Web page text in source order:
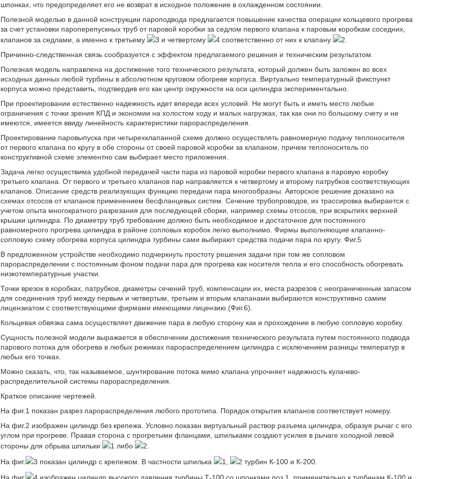
шпонках, что предопределяет его не возврат в исходное положение в охлажденном состоянии.
Полезной моделью в данной конструкции пароподвода предлагается повышение качества операции кольцевого прогрева
за счет установки пароперепускных труб от паровой коробки за седлом первого клапана к паровым коробкам соседних,
клапанов за седлами, а именно к третьему
3 и четвертому 4 соответственно от них к клапану
2.
Причинно-следственная связь сообразуется с эффектом предлагаемого решения и техническим результатом.
Полезная модель направлена на достижение того технического результата, который должен быть заложен во всех
исходных данных любой турбины в абсолютном круговом обогреве корпуса. Виртуально температурный фикспункт
корпуса можно представить, подтвердив его как центр окружности на оси цилиндра экспериментально.
При проектировании естественно надежность идет впереди всех условий. Не могут быть и иметь место любые
ограничения с точки зрения КПД и экономии на холостом ходу и малых нагрузках, так как они по большому счету и не
имеются, имеется ввиду линейность характеристики парораспределения.
Проектирование паровыпуска при четырехклапанной схеме должно осуществлять равномерную подачу теплоносителя
от первого клапана по кругу в обе стороны от своей паровой коробки за клапаном, причем теплоноситель по
конструктивной схеме элементно сам выбирает место приложения.
Задача легко осуществима удобной передачей части пара из паровой коробки первого клапана в паровую коробку
третьего клапана. От первого и третьего клапанов пар направляется к четвертому и второму патрубков соответствующих
клапанов. Описание средств реализующих функцию передачи пара многообразны. Авторское решение доказано на
схемах отсосов от клапанов применением бесфланцевых систем. Сечение трубопроводов, их трассировка выбирается с
учетом опыта многократного разрезания для последующей сборки, например схемы отсосов, при вскрытиях верхней
крышки цилиндра. По диаметру труб требование должно быть необходимое и достаточное для постоянного
равномерного прогрева цилиндра в районе сопловых коробок легко выполнимо. Фирмы выполняющие клапанно-
сопловую схему обогрева корпуса цилиндра турбины сами выбирают средства подачи пара по кругу. Фиг.5
В предложенном устройстве необходимо подчеркнуть простоту решения задачи при том же сопловом
парораспределении с постоянным фоном подачи пара для прогрева как носителя тепла и его способность обогревать
низкотемпературные участки.
Точки врезок в коробках, патрубков, диаметры сечений труб, компенсации их, места разрезов с неограниченным запасом
для соединения труб между первым и четвертым, третьим и вторым клапанами выбираются конструктивно самим
лицензиатом с соответствующими фирмами имеющими лицензию.(Фиг.6).
Кольцевая обвязка сама осуществляет движение пара в любую сторону как и прохождение в любую сопловую коробку.
Сущность полезной модели выражается в обеспечении достижения технического результата путем постоянного подвода
парового потока для обогрева в любых режимах парораспределением цилиндра с исключением разницы температур в
любых его точках.
Можно сказать, что, так называемое, шунтирование потока мимо клапана упрочняет надежность кулачкво-
распределительной системы парораспределения.
Краткое описание чертежей.
На фиг.1 показан разрез парораспределения любого прототипа. Порядок открытия клапанов соответствует номеру.
На фиг.2 изображен цилиндр без крепежа. Условно показан виртуальный раствор разъема цилиндра, образуя рычаг с его
углом при прогреве. Правая сторона с прогретыми фланцами, шпильками создают усилия в рычаге холодной левой
стороны для обрыва шпильки
1 либо
2.
На фиг.
3 показан цилиндр с крепежом. В частности шпилька 1,
2 турбин К-100 и К-200.